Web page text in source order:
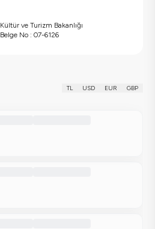
Kültür ve Turizm Bakanlığı
Belge No : 07-6126
TL USD EUR GBP